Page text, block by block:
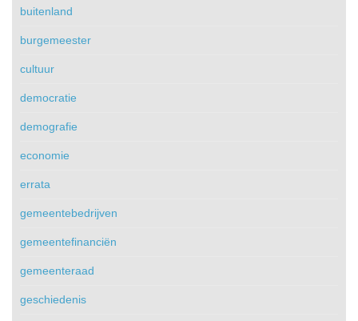
buitenland
burgemeester
cultuur
democratie
demografie
economie
errata
gemeentebedrijven
gemeentefinanciën
gemeenteraad
geschiedenis